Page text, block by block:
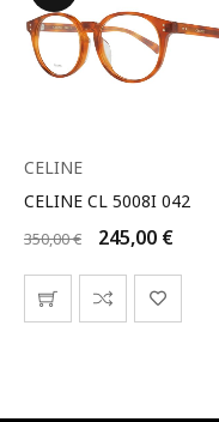
CELINE
CELINE CL 5008I 042
350,00€ 245,00 €